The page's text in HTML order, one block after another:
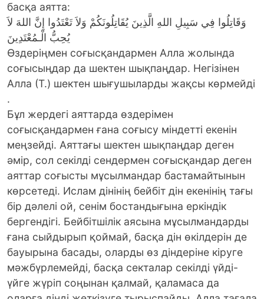
басқа аятта:
وَقَاتِلُوا فِي سَبِيلِ اللهِ الَّذِينَ يُقَاتِلُونَكُمْ وَلاَ تَعْتَدُوا إِنَّ اللهَ لاَ
يُحِبُّ الْـمُعْتَدِينَ
Өздеріңмен соғысқандармен Алла жолында
соғысыңдар да шектен шықпаңдар. Негізінен
Алла (Т.) шектен шығушыларды жақсы көрмейді
.
Бұл жердегі аяттарда өздерімен
соғысқандармен ғана соғысу міндетті екенін
меңзейді. Аяттағы шектен шықпаңдар деген
әмір, сол секілді сендермен соғысқандар деген
аяттар соғысты мұсылмандар бастамайтынын
көрсетеді. Ислам дінінің бейбіт дін екенінің тағы
бір дәлелі ой, сенім бостандығына еркіндік
бергендігі. Бейбітшілік аясына мұсылмандарды
ғана сыйдырып қоймай, басқа дін өкілдерін де
бауырына басады, оларды өз діндеріне кіруге
мәжбүрлемейді, басқа секталар секілді үйді-
үйге жүріп соңынан қалмай, қаламаса да